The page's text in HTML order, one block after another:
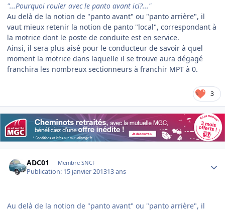
"...Pourquoi rouler avec le panto avant ici?..."
Au delà de la notion de "panto avant" ou "panto arrière", il
vaut mieux retenir la notion de panto "local", correspondant à
la motrice dont le poste de conduite est en service.
Ainsi, il sera plus aisé pour le conducteur de savoir à quel
moment la motrice dans laquelle il se trouve aura dégagé
franchira les nombreux sectionneurs à franchir MPT à 0.
3
ADC01 Membre SNCF
Publication: 15 janvier 201313 ans
Au delà de la notion de "panto avant" ou "panto arrière", il